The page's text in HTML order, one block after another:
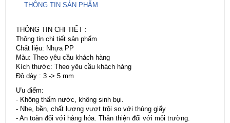
THÔNG TIN SẢN PHẨM
THÔNG TIN CHI TIẾT :
Thông tin chi tiết sản phẩm
Chất liệu: Nhựa PP
Màu: Theo yêu cầu khách hàng
Kích thước: Theo yêu cầu khách hàng
Độ dày : 3 -> 5 mm
Ưu điểm:
- Không thấm nước, không sinh bụi.
- Nhẹ, bền, chất lượng vượt trội so với thùng giấy
- An toàn đối với hàng hóa. Thân thiện đối với môi trường.